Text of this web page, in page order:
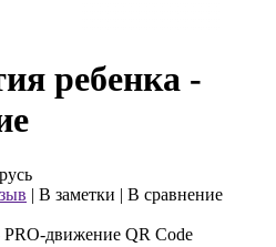
ребенка -
| В заметки | В сравнение